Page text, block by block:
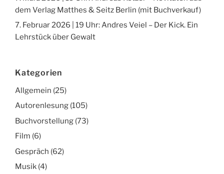
dem Verlag Matthes & Seitz Berlin (mit Buchverkauf)
7. Februar 2026 | 19 Uhr: Andres Veiel – Der Kick. Ein
Lehrstück über Gewalt
Kategorien
Allgemein (25)
Autorenlesung (105)
Buchvorstellung (73)
Film (6)
Gespräch (62)
Musik (4)